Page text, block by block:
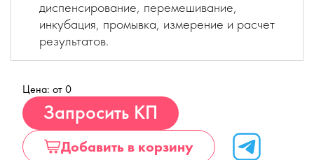
диспенсирование, перемешивание,
инкубация, промывка, измерение и расчет
результатов.
Цена: от 0
Запросить КП
Добавить в корзину